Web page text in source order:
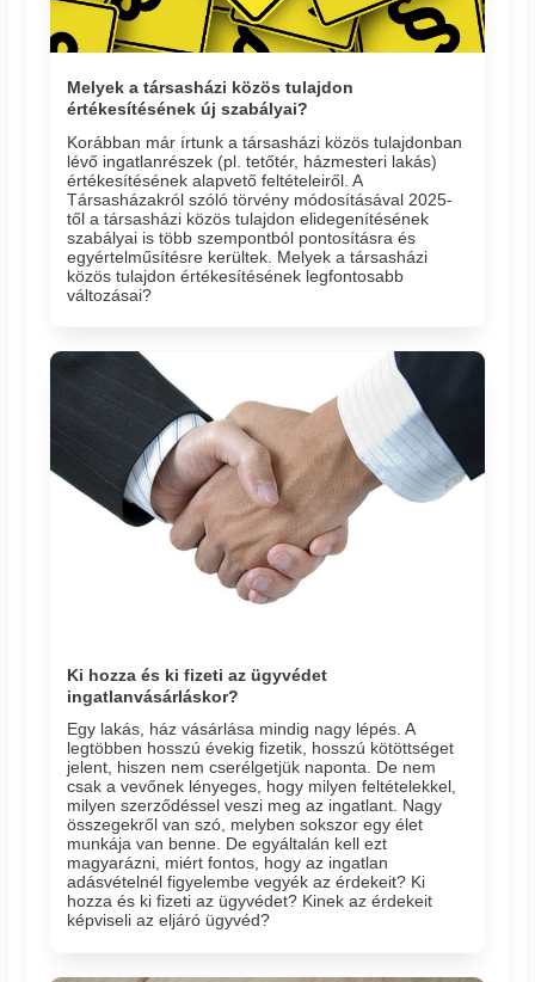
Melyek a társasházi közös tulajdon
értékesítésének új szabályai?
Korábban már írtunk a társasházi közös tulajdonban
lévő ingatlanrészek (pl. tetőtér, házmesteri lakás)
értékesítésének alapvető feltételeiről. A
Társasházakról szóló törvény módosításával 2025-
től a társasházi közös tulajdon elidegenítésének
szabályai is több szempontból pontosításra és
egyértelműsítésre kerültek. Melyek a társasházi
közös tulajdon értékesítésének legfontosabb
változásai?
Ki hozza és ki fizeti az ügyvédet
ingatlanvásárláskor?
Egy lakás, ház vásárlása mindig nagy lépés. A
legtöbben hosszú évekig fizetik, hosszú kötöttséget
jelent, hiszen nem cserélgetjük naponta. De nem
csak a vevőnek lényeges, hogy milyen feltételekkel,
milyen szerződéssel veszi meg az ingatlant. Nagy
összegekről van szó, melyben sokszor egy élet
munkája van benne. De egyáltalán kell ezt
magyarázni, miért fontos, hogy az ingatlan
adásvételnél figyelembe vegyék az érdekeit? Ki
hozza és ki fizeti az ügyvédet? Kinek az érdekeit
képviseli az eljáró ügyvéd?